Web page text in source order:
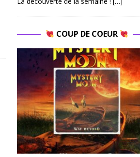
COUP DE COEUR